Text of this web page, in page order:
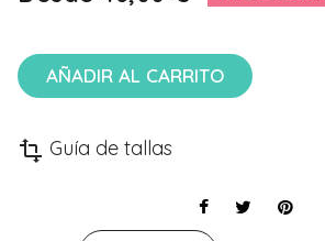
AÑADIR AL CARRITO
transform Guía de tallas